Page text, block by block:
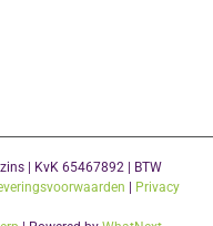
| KvK 65467892 | BTW
Privacy